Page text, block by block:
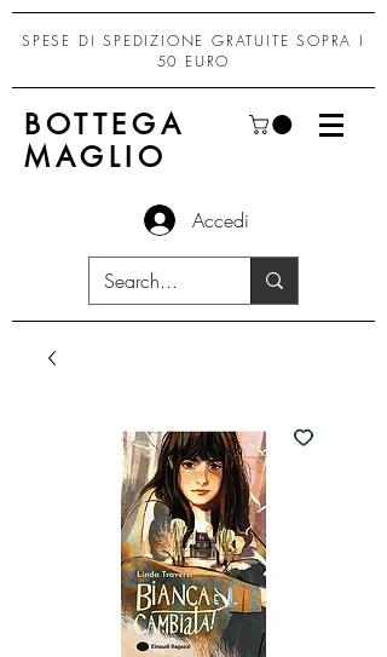
SPESE DI SPEDIZIONE GRATUITE SOPRA I
50 EURO
BOTTEGA
MAGLIO
Accedi